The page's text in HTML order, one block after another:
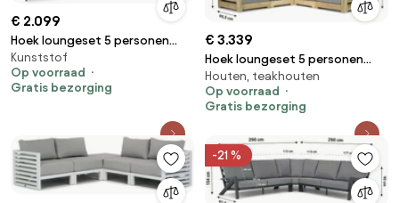
€ 2.099
Hoek loungeset 5 personen
Aluminium/wicker Taupe Coco
Nathan
Kunststof
Op voorraad
Gratis bezorging
€ 3.339
Hoek loungeset 5 personen
Teak Old teak greywash
Santika Furniture Santika
Houten, teakhouten
Op voorraad
Gratis bezorging
-21 %